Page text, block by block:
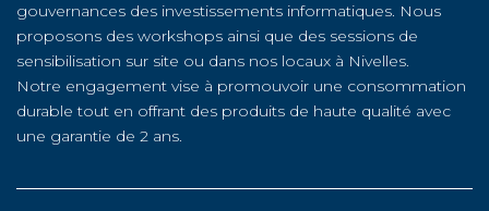
gouvernances des investissements informatiques. Nous
proposons des workshops ainsi que des sessions de
sensibilisation sur site ou dans nos locaux à Nivelles.
Notre engagement vise à promouvoir une consommation
durable tout en offrant des produits de haute qualité avec
une garantie de 2 ans.